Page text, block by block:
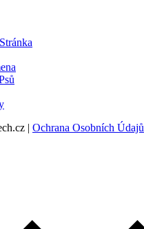
| Ochrana Osobních Údajů